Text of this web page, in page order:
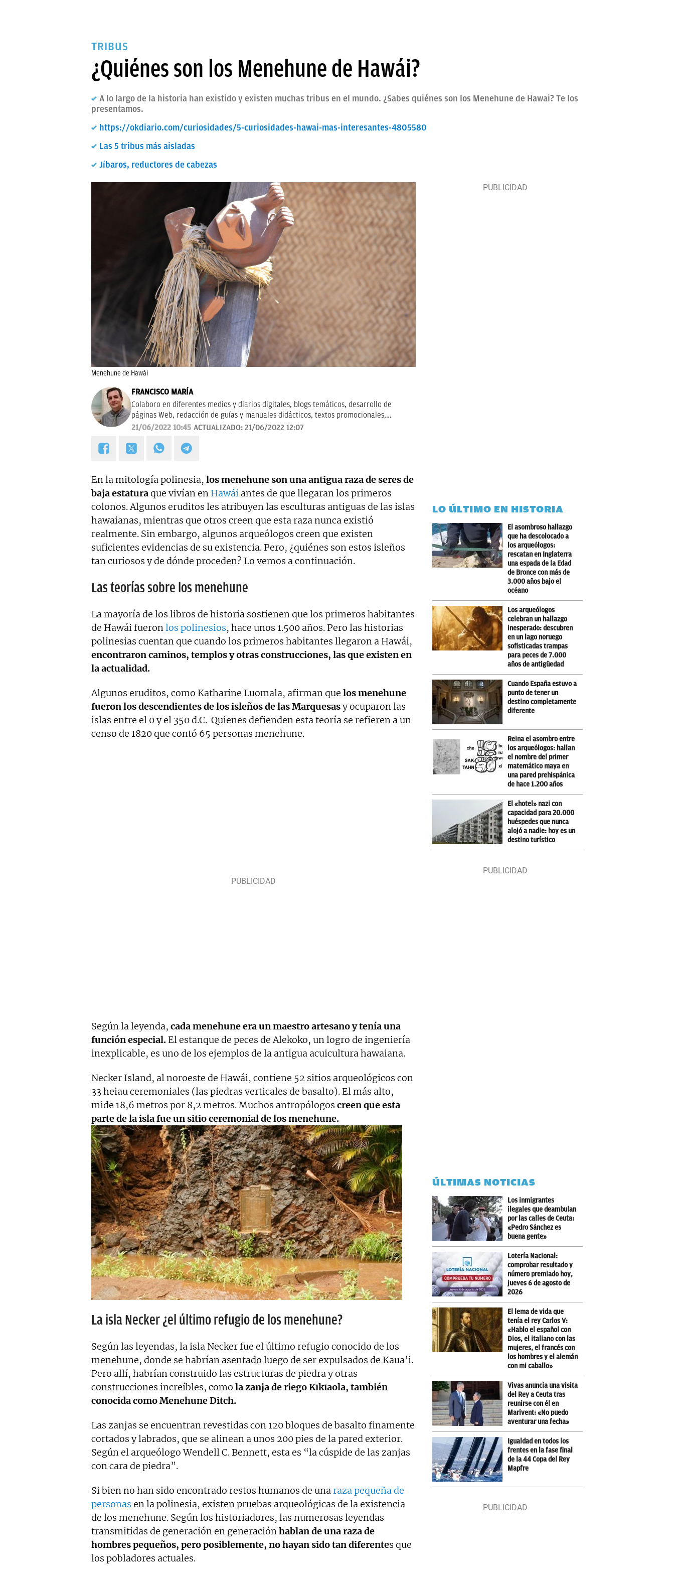
TRIBUS
¿Quiénes son los Menehune de Hawái?
A lo largo de la historia han existido y existen muchas tribus en el mundo. ¿Sabes quiénes son los Menehune de Hawai? Te los
presentamos.
https://okdiario.com/curiosidades/5-curiosidades-hawai-mas-interesantes-4805580
Las 5 tribus más aisladas
Jíbaros, reductores de cabezas
Menehune de Hawái
FRANCISCO MARÍA
Colaboro en diferentes medios y diarios digitales, blogs temáticos, desarrollo de
páginas Web, redacción de guías y manuales didácticos, textos promocionales,
campañas publicitarias y de marketing, artículos de opinión, relatos y guiones, y
calidad, bien documentado y revisado, así como a la curación y depuración de textos.
21/06/2022 10:45 ACTUALIZADO: 21/06/2022 12:07
En la mitología polinesia, los menehune son una antigua raza de seres de
baja estaturaque vivían en Hawái antes de que llegaran los primeros
colonos. Algunos eruditos les atribuyen las esculturas antiguas de las islas
hawaianas, mientras que otros creen que esta raza nunca existió
realmente. Sin embargo, algunos arqueólogos creen que existen
suficientes evidencias de su existencia. Pero, ¿quiénes son estos isleños
tan curiosos y de dónde proceden? Lo vemos a continuación.
Las teorías sobre los menehune
La mayoría de los libros de historia sostienen que los primeros habitantes
de Hawái fueronlos polinesios, hace unos 1.500 años. Pero las historias
polinesias cuentan que cuando los primeros habitantes llegaron a Hawái,
encontraron caminos, templos y otras construcciones, las que existen en
la actualidad.
Algunos eruditos, como Katharine Luomala, afirman que los menehune
fueron los descendientes de los isleños de las Marquesasy ocuparon las
islas entre el 0 y el 350 d.C. Quienes defienden esta teoría se refieren a un
censo de 1820 que contó 65 personas menehune.
Según la leyenda, cada menehune era un maestro artesano y tenía una
función especial. El estanque de peces de Alekoko, un logro de ingeniería
inexplicable, es uno de los ejemplos de la antigua acuicultura hawaiana.
Necker Island, al noroeste de Hawái, contiene 52 sitios arqueológicos con
33 heiau ceremoniales (las piedras verticales de basalto). El más alto,
mide 18,6 metros por 8,2 metros. Muchos antropólogos creen que esta
parte de la isla fue un sitio ceremonial de los menehune.
La isla Necker ¿el último refugio de los menehune?
Según las leyendas, la isla Necker fue el último refugio conocido de los
menehune, donde se habrían asentado luego de ser expulsados de Kaua’i.
Pero allí, habrían construido las estructuras de piedra y otras
construcciones increíbles, como la zanja de riego Kīkīaola, también
conocida como Menehune Ditch.
Las zanjas se encuentran revestidas con 120 bloques de basalto finamente
cortados y labrados, que se alinean a unos 200 pies de la pared exterior.
Según el arqueólogo Wendell C. Bennett, esta es “la cúspide de las zanjas
con cara de piedra”.
Si bien no han sido encontrado restos humanos de una raza pequeña de
personas en la polinesia, existen pruebas arqueológicas de la existencia
de los menehune. Según los historiadores, las numerosas leyendas
transmitidas de generación en generación hablan de una raza de
hombres pequeños, pero posiblemente, no hayan sido tan diferentes que
los pobladores actuales.
LO ÚLTIMO EN HISTORIA
El asombroso hallazgo
que ha descolocado a
los arqueólogos:
rescatan en Inglaterra
una espada de la Edad
de Bronce con más de
3.000 años bajo el
océano
Los arqueólogos
celebran un hallazgo
inesperado: descubren
en un lago noruego
sofisticadas trampas
para peces de 7.000
años de antigüedad
Cuando España estuvo a
punto de tener un
destino completamente
diferente
Reina el asombro entre
los arqueólogos: hallan
el nombre del primer
matemático maya en
una pared prehispánica
de hace 1.200 años
El «hotel» nazi con
capacidad para 20.000
huéspedes que nunca
alojó a nadie: hoy es un
destino turístico
ÚLTIMAS NOTICIAS
Los inmigrantes
ilegales que deambulan
por las calles de Ceuta:
«Pedro Sánchez es
buena gente»
Lotería Nacional:
comprobar resultado y
número premiado hoy,
jueves 6 de agosto de
2026
El lema de vida que
tenía el rey Carlos V:
«Hablo el español con
Dios, el italiano con las
mujeres, el francés con
los hombres y el alemán
con mi caballo»
Vivas anuncia una visita
del Rey a Ceuta tras
reunirse con él en
Marivent: «No puedo
aventurar una fecha»
Igualdad en todos los
frentes en la fase final
de la 44 Copa del Rey
Mapfre